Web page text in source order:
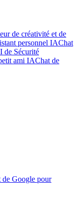
de créativité et de
personnel IAChat
de Sécurité
ami IAChat de
Google pour